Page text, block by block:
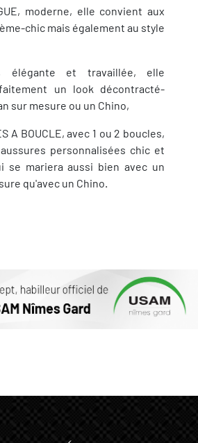
moderne, elle convient aux
chic mais également au style
élégante et travaillée, elle
un look décontracté-
sur mesure ou un Chino,
A BOUCLE, avec 1 ou 2 boucles,
personnalisées chic et
se mariera aussi bien avec un
qu'avec un Chino.